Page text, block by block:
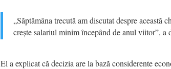
„Săptămâna trecută am discutat despre această
crește salariul minim începând de anul viitor”,
El a explicat că decizia are la bază considerente